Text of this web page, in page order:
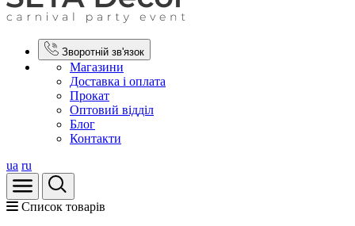
Зворотній зв'язок
Магазини
Доставка і оплата
Прокат
Оптовий відділ
Блог
Контакти
ua ru
Список товарів